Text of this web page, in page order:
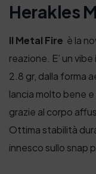
Herakles
Il Metal Fire è la
reazione. E’ un
2.8 gr, dalla forma
lancia molto bene
grazie al corpo
Ottima stabilità
innesco sullo snap